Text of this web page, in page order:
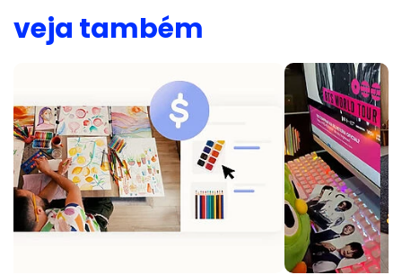
veja também